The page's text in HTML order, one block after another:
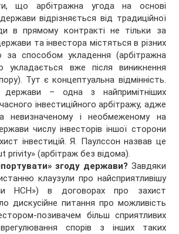
що арбітражна угода на основі
відрізняється від традиційної
в прямому контракті не тільки за
та інвестора містяться в різних
за способом укладення (арбітражна
укладається вже після виникнення
Тут є концептуальна відмінність.
держави – одна з найпримітніших
інвестиційного арбітражу, адже
невизначеному і необмеженому на
числу інвесторів іншої сторони
інвестицій. Я. Паулссон назвав це
privity» (арбітраж без відома).
згоду держави? Завдяки
клаузули про найсприятливішу
НСН») в договорах про захист
дискусійне питання про можливість
позивачем більш сприятливих
спорів з інших таких